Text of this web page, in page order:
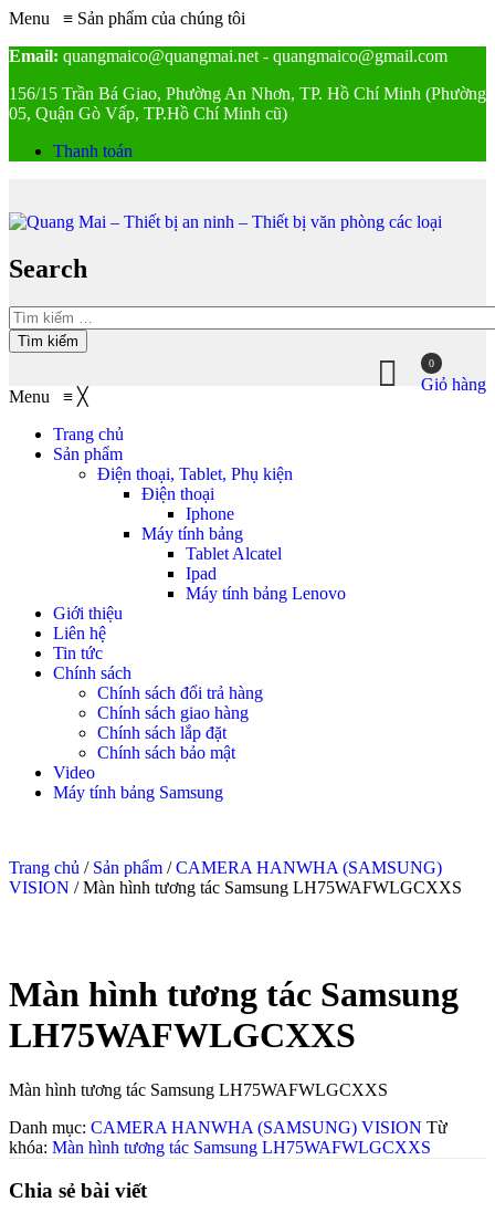
Menu ≡ Sản phẩm của chúng tôi
Email: quangmaico@quangmai.net - quangmaico@gmail.com
156/15 Trần Bá Giao, Phường An Nhơn, TP. Hồ Chí Minh (Phường
05, Quận Gò Vấp, TP.Hồ Chí Minh cũ)
Thanh toán
Search
Tìm kiếm
0
Giỏ hàng
Menu ≡ ╳
Trang chủ
Sản phẩm
Điện thoại, Tablet, Phụ kiện
Điện thoại
Iphone
Máy tính bảng
Tablet Alcatel
Ipad
Máy tính bảng Lenovo
Giới thiệu
Liên hệ
Tin tức
Chính sách
Chính sách đổi trả hàng
Chính sách giao hàng
Chính sách lắp đặt
Chính sách bảo mật
Video
Máy tính bảng Samsung
Trang chủ / Sản phẩm /CAMERA HANWHA (SAMSUNG)
VISION / Màn hình tương tác Samsung LH75WAFWLGCXXS
Màn hình tương tác Samsung
LH75WAFWLGCXXS
Màn hình tương tác Samsung LH75WAFWLGCXXS
Danh mục: CAMERA HANWHA (SAMSUNG) VISION Từ
khóa: Màn hình tương tác Samsung LH75WAFWLGCXXS
Chia sẻ bài viết